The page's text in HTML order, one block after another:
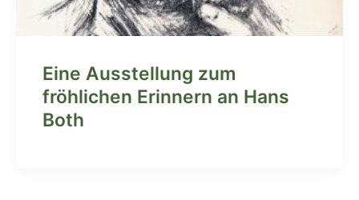
Eine Ausstellung zum
fröhlichen Erinnern an Hans
Both